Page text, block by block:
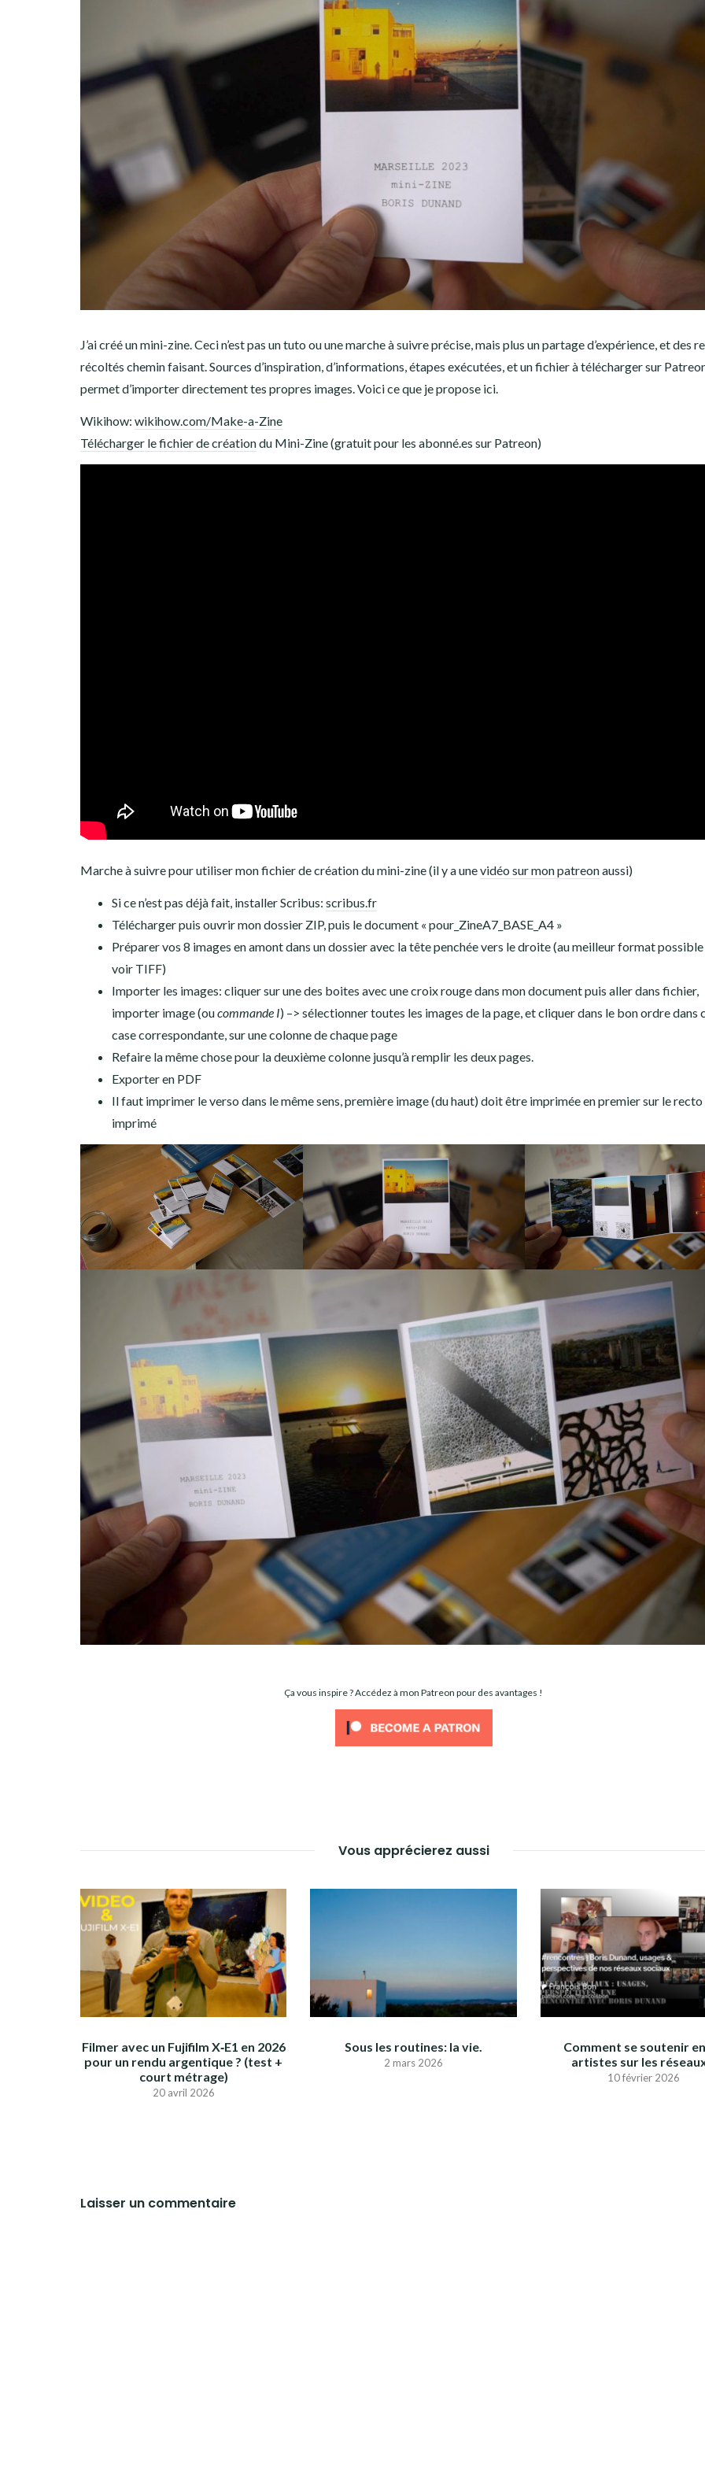
J’ai créé un mini-zine. Ceci n’est pas un tuto ou une marche à suivre précise, mais plus un partage d’expérience, et des
récoltés chemin faisant. Sources d’inspiration, d’informations, étapes exécutées, et un fichier à télécharger sur
permet d’importer directement tes propres images. Voici ce que je propose ici.
Wikihow: wikihow.com/Make-a-Zine
Télécharger le fichier de créationdu Mini-Zine (gratuit pour les abonné.es sur Patreon)
Marche à suivre pour utiliser mon fichier de création du mini-zine (il y a unevidéo sur mon patreonaussi)
Si ce n’est pas déjà fait, installer Scribus: scribus.fr
Télécharger puis ouvrir mon dossier ZIP, puis le document « pour_ZineA7_BASE_A4 »
Préparer vos 8 images en amont dans un dossier avec la tête penchée vers le droite (au meilleur format
voir TIFF)
Importer les images: cliquer sur une des boites avec une croix rouge dans mon document puis aller dans fichier,
importer image (oucommande I) –> sélectionner toutes les images de la page, et cliquer dans le bon ordre dans
case correspondante, sur une colonne de chaque page
Refaire la même chose pour la deuxième colonne jusqu’à remplir les deux pages.
Exporter en PDF
Il faut imprimer le verso dans le même sens, première image (du haut) doit être imprimée en premier sur le recto
imprimé
Ça vous inspire ? Accédez à mon Patreon pour des avantages !
Vous apprécierez aussi
Filmer avec un Fujifilm X‑E1 en 2026
pour un rendu argentique ? (test +
court métrage)
20 avril 2026
Sous les routines: la vie.
2 mars 2026
Comment se soutenir
artistes sur les
10 février 2026
Laisser un commentaire